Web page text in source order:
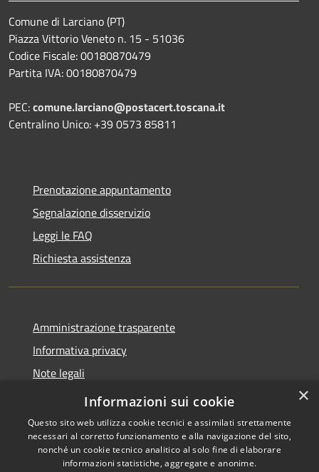
Comune di Larciano (PT)
Piazza Vittorio Veneto n. 15 - 51036
Codice Fiscale: 00180870479
Partita IVA: 00180870479
PEC:comune.larciano@postacert.toscana.it
Centralino Unico: +39 0573 85811
Prenotazione appuntamento
Segnalazione disservizio
Leggi le FAQ
Richiesta assistenza
Amministrazione trasparente
Informativa privacy
Note legali
Dichiarazione di accessibilità
Copyright © 2026 • Comune di
×
Informazioni sui cookie
Questo sito web utilizza cookie tecnici e assimilati strettamente
necessari al corretto funzionamento e alla navigazione del sito,
nonché un cookie tecnico analitico al solo fine di elaborare
informazioni statistiche, aggregate e anonime.